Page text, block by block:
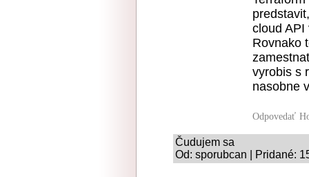
cloud API
Rovnako
vyrobis s
nasobne
Odpovedať
Čudujem sa
Od: sporubcan | Pridané: